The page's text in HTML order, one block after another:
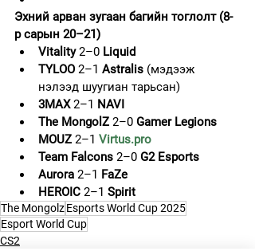
Эхний арван зугаан багийн тоглолт (8-
р сарын 20–21)
Vitality 2–0 Liquid
TYLOO 2–1 Astralis (мэдээж
нэлээд шуугиан тарьсан)
3MAX 2–1 NAVI
The MongolZ 2–0 Gamer Legions
MOUZ 2–1 Virtus.pro
Team Falcons 2–0 G2 Esports
Aurora 2–1 FaZe
HEROIC 2–1 Spirit
The MongolzEsports World Cup 2025
Esport World Cup
CS2